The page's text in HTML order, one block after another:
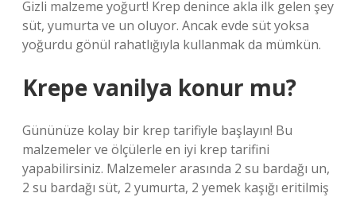
Gizli malzeme yoğurt! Krep denince akla ilk gelen şey
süt, yumurta ve un oluyor. Ancak evde süt yoksa
yoğurdu gönül rahatlığıyla kullanmak da mümkün.
Krepe vanilya konur mu?
Gününüze kolay bir krep tarifiyle başlayın! Bu
malzemeler ve ölçülerle en iyi krep tarifini
yapabilirsiniz. Malzemeler arasında 2 su bardağı un,
2 su bardağı süt, 2 yumurta, 2 yemek kaşığı eritilmiş